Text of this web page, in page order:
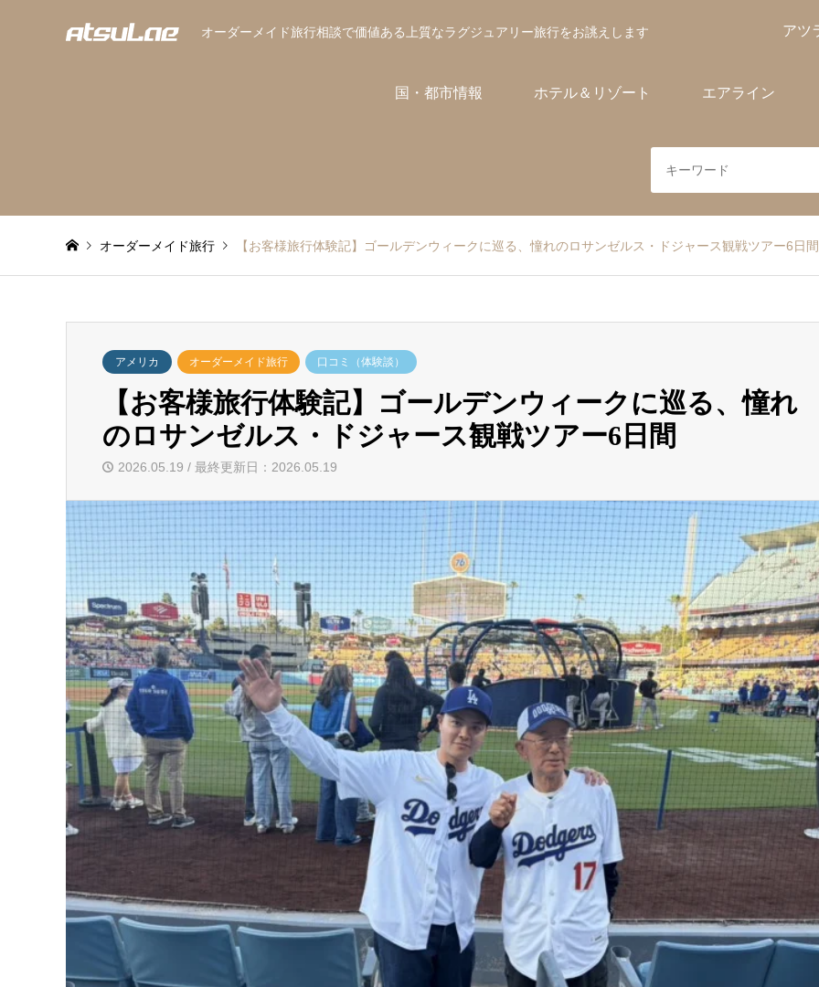
オーダーメイド旅行相談で価値ある上質なラグジュアリー旅行をお誂えします アツ
国・都市情報 ホテル＆リゾート エアライン
オーダーメイド旅行 【お客様旅行体験記】ゴールデンウィークに巡る、憧れのロサンゼルス・ドジャース観戦ツアー6日間
アメリカ オーダーメイド旅行 口コミ（体験談）
【お客様旅行体験記】ゴールデンウィークに巡る、憧れ
のロサンゼルス・ドジャース観戦ツアー6日間
2026.05.19 / 最終更新日：2026.05.19